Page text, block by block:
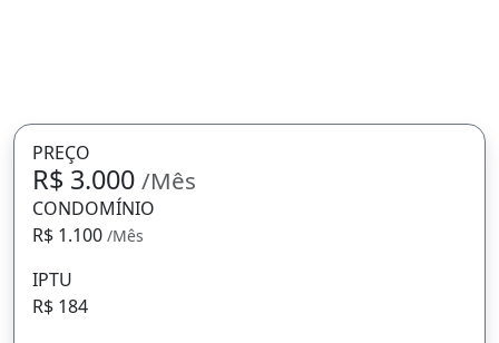
PREÇO
R$ 3.000 /Mês
CONDOMÍNIO
R$ 1.100 /Mês
IPTU
R$ 184